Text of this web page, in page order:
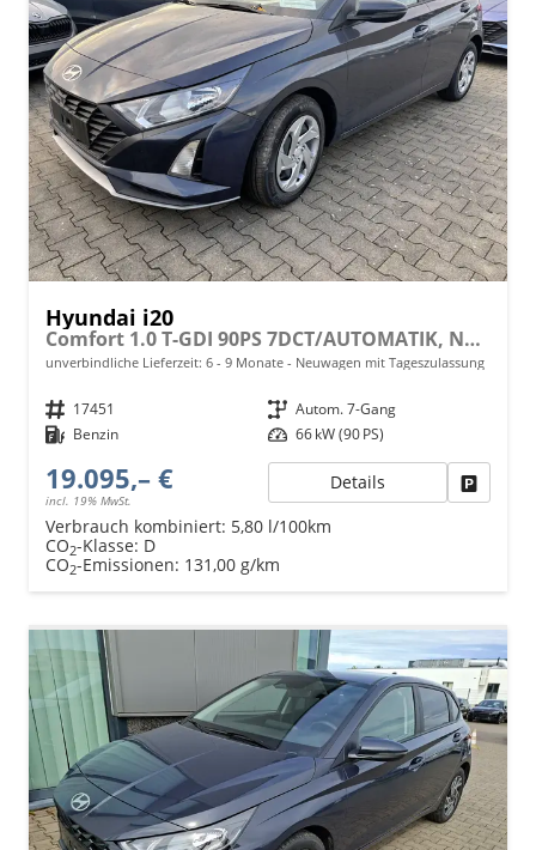
Hyundai i20
Comfort 1.0 T-GDI 90PS 7DCT/AUTOMATIK, NAVI 10,25", Klimaanlage, Parksensoren hinten, Rückfahrkamera, Tempomat, Lederlenkrad, Reserverad, Alarm, Armlehne, ZV mit Fernbedienung, Fernlichtassistent, 4x elektr. Fensterheber
unverbindliche Lieferzeit: 6 - 9 Monate Neuwagen mit Tageszulassung
Fahrzeugnr. 17451 Getriebe Autom. 7-Gang
Kraftstoff Benzin Leistung 66 kW (90 PS)
19.095,– €
incl. 19% MwSt.
Details
Verbrauch kombiniert: 5,80 l/100km
CO2-Klasse: D
CO2-Emissionen: 131,00 g/km